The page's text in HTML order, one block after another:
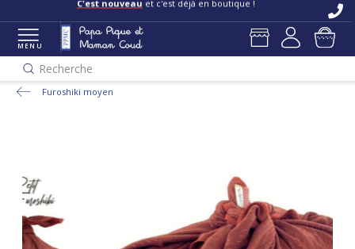
C'est nouveau et c'est déjà en boutique !
MENU
Recherche
Furoshiki moyen